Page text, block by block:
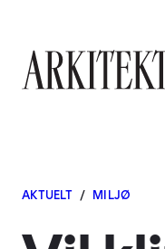
AKTUELT / MILJØ